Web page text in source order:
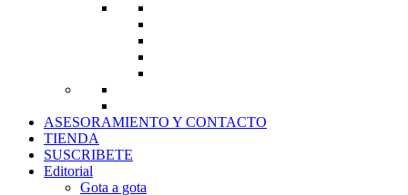
ASESORAMIENTO Y CONTACTO
TIENDA
SUSCRIBETE
Editorial
Gota a gota